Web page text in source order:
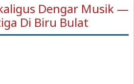
Dengar Musik —
Di Biru Bulat